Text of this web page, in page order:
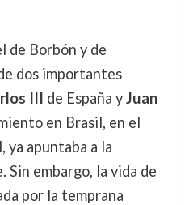
de Borbón y de
dos importantes
III de España yJuan
en Brasil, en el
ya apuntaba a la
Sin embargo, la vida de
por la temprana